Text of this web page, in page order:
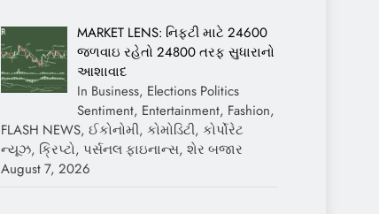
MARKET LENS: નિફ્ટી માટે 24600
જળવાઇ રહેતો 24800 તરફ સુધારાનો
આશાવાદ
In Business, Elections Politics
Sentiment, Entertainment, Fashion,
FLASH NEWS, ઈકોનોમી, કોમોડિટી, કોર્પોરેટ
ન્યૂઝ, ક્રિપ્ટો, પર્સનલ ફાઇનાન્સ, શેર બજાર
August 7, 2026